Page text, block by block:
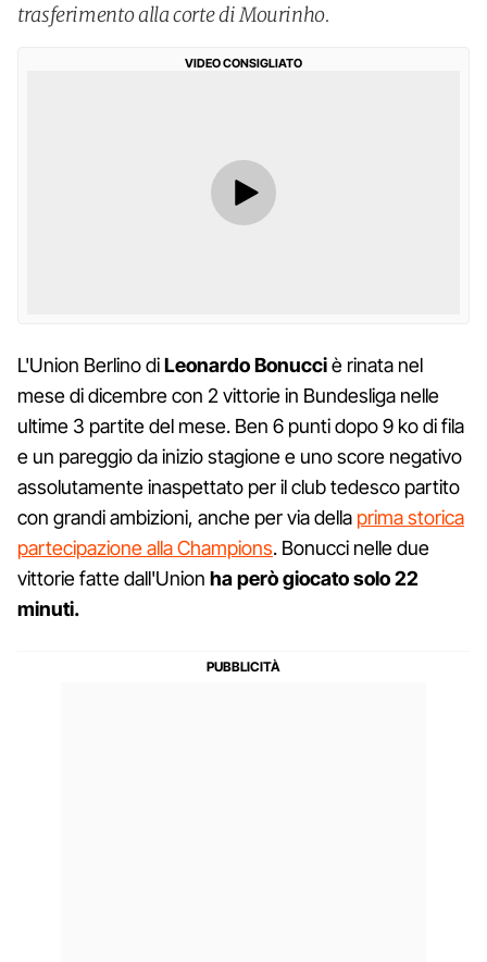
trasferimento alla corte di Mourinho.
VIDEO CONSIGLIATO
L'Union Berlino diLeonardo Bonucciè rinata nel
mese di dicembre con 2 vittorie in Bundesliga nelle
ultime 3 partite del mese. Ben 6 punti dopo 9 ko di fila
e un pareggio da inizio stagione e uno score negativo
assolutamente inaspettato per il club tedesco partito
con grandi ambizioni, anche per via della prima storica
partecipazione alla Champions. Bonucci nelle due
vittorie fatte dall'Union ha però giocato solo 22
minuti.